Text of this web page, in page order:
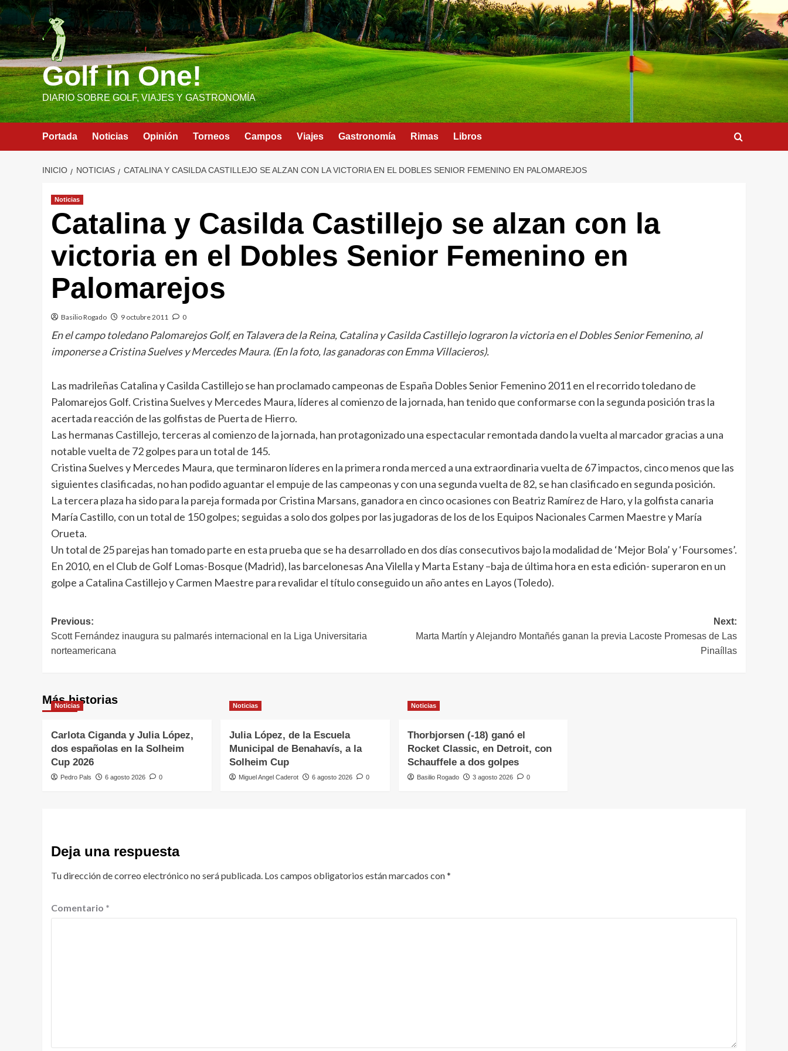
Saltar
al
contenido
Golf in One!
DIARIO SOBRE GOLF, VIAJES Y GASTRONOMÍA
Portada Noticias Opinión Torneos Campos Viajes Gastronomía Rimas Libros
INICIO NOTICIAS CATALINA Y CASILDA CASTILLEJO SE ALZAN CON LA VICTORIA EN EL DOBLES SENIOR FEMENINO EN PALOMAREJOS
Noticias
Catalina y Casilda Castillejo se alzan con la
victoria en el Dobles Senior Femenino en
Palomarejos
Basilio Rogado 9 octubre 2011 0
En el campo toledano Palomarejos Golf, en Talavera de la Reina, Catalina y Casilda Castillejo lograron la victoria en el Dobles Senior Femenino, al
imponerse a Cristina Suelves y Mercedes Maura. (En la foto, las ganadoras con Emma Villacieros).
Las madrileñas Catalina y Casilda Castillejo se han proclamado campeonas de España Dobles Senior Femenino 2011 en el recorrido toledano de
Palomarejos Golf. Cristina Suelves y Mercedes Maura, líderes al comienzo de la jornada, han tenido que conformarse con la segunda posición tras la
acertada reacción de las golfistas de Puerta de Hierro.
Las hermanas Castillejo, terceras al comienzo de la jornada, han protagonizado una espectacular remontada dando la vuelta al marcador gracias a una
notable vuelta de 72 golpes para un total de 145.
Cristina Suelves y Mercedes Maura, que terminaron líderes en la primera ronda merced a una extraordinaria vuelta de 67 impactos, cinco menos que las
siguientes clasificadas, no han podido aguantar el empuje de las campeonas y con una segunda vuelta de 82, se han clasificado en segunda posición.
La tercera plaza ha sido para la pareja formada por Cristina Marsans, ganadora en cinco ocasiones con Beatriz Ramírez de Haro, y la golfista canaria
María Castillo, con un total de 150 golpes; seguidas a solo dos golpes por las jugadoras de los de los Equipos Nacionales Carmen Maestre y María
Orueta.
Un total de 25 parejas han tomado parte en esta prueba que se ha desarrollado en dos días consecutivos bajo la modalidad de ‘Mejor Bola’ y ‘Foursomes’.
En 2010, en el Club de Golf Lomas-Bosque (Madrid), las barcelonesas Ana Vilella y Marta Estany –baja de última hora en esta edición- superaron en un
golpe a Catalina Castillejo y Carmen Maestre para revalidar el título conseguido un año antes en Layos (Toledo).
Navegación
de
Previous:
Scott Fernández inaugura su palmarés internacional en la Liga Universitaria
norteamericana
Next:
Marta Martín y Alejandro Montañés ganan la previa Lacoste Promesas de Las
Pinaíllas
Más historias
Noticias
Carlota Ciganda y Julia López,
dos españolas en la Solheim
Cup 2026
Pedro Pals 6 agosto 2026 0
Noticias
Julia López, de la Escuela
Municipal de Benahavís, a la
Solheim Cup
Miguel Angel Caderot 6 agosto 2026 0
Noticias
Thorbjorsen (-18) ganó el
Rocket Classic, en Detroit, con
Schauffele a dos golpes
Basilio Rogado 3 agosto 2026 0
Deja una respuesta
Tu dirección de correo electrónico no será publicada. Los campos obligatorios están marcados con*
Comentario *